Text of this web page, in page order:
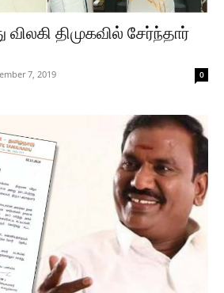
விலகி திமுகவில் சேர்ந்தார்
7, 2019 0